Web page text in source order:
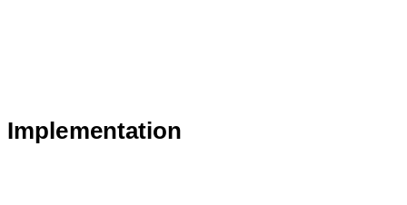
Implementation